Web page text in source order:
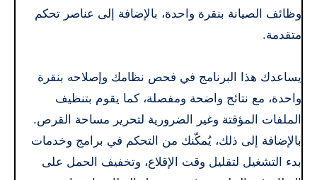
وظائف الصيانة بنقرة واحدة، بالإضافة إلى عناصر تحكم
متقدمة.
يساعدك هذا البرنامج في فحص نظامك وإصلاحه بنقرة
واحدة، مع نتائج واضحة ومفصلة، ​​كما يقوم بتنظيف
الملفات المؤقتة وغير الضرورية لتحرير مساحة القرص.
بالإضافة إلى ذلك، يُمكّنك من التحكم في برامج وخدمات
بدء التشغيل لتقليل وقت الإقلاع، وتخفيف الحمل على